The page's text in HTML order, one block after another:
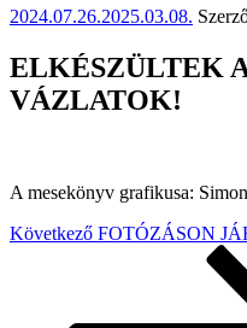
Beküldve:
2024.07.26.2025.03.08.
ELKÉSZÜLTEK
VÁZLATOK!
A mesekönyv grafikusa:
Bejegyzés
Következő
Következő FOTÓZÁSON